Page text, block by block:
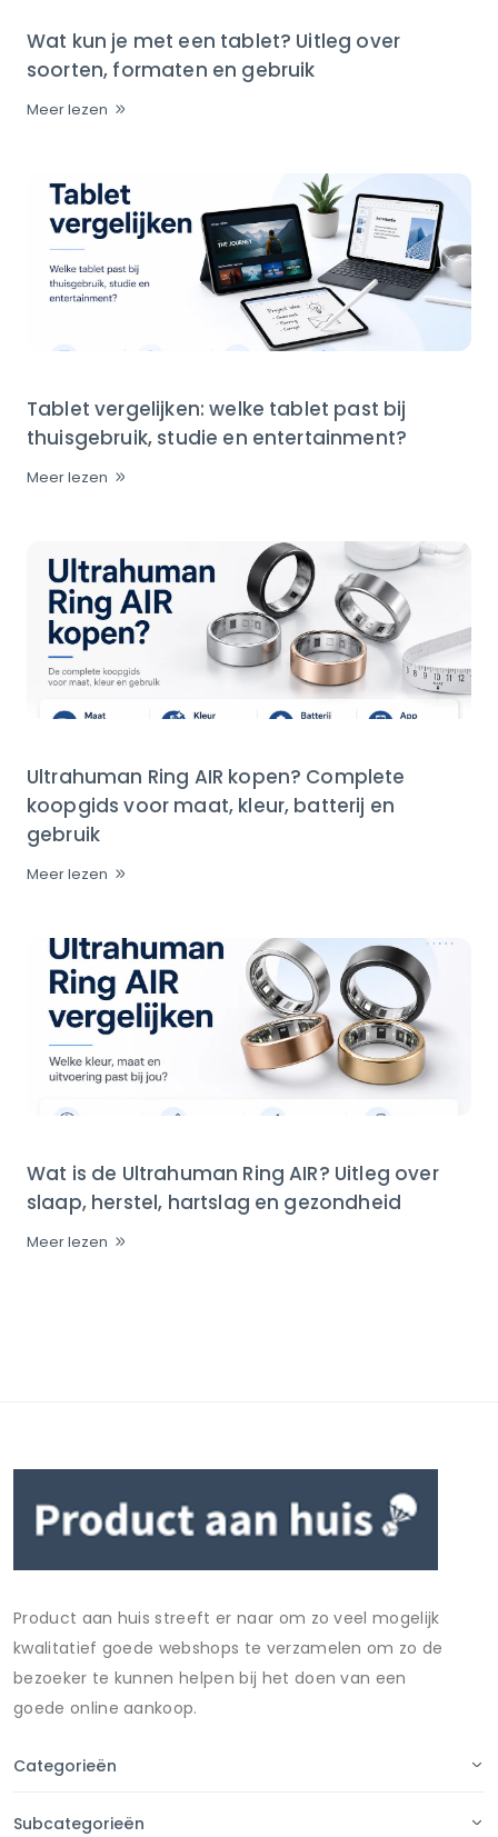
Wat kun je met een tablet? Uitleg over
soorten, formaten en gebruik
Meer lezen
Tablet vergelijken: welke tablet past bij
thuisgebruik, studie en entertainment?
Meer lezen
Ultrahuman Ring AIR kopen? Complete
koopgids voor maat, kleur, batterij en
gebruik
Meer lezen
Wat is de Ultrahuman Ring AIR? Uitleg over
slaap, herstel, hartslag en gezondheid
Meer lezen
Product aan huis streeft er naar om zo veel mogelijk
kwalitatief goede webshops te verzamelen om zo de
bezoeker te kunnen helpen bij het doen van een
goede online aankoop.
Categorieën
Subcategorieën